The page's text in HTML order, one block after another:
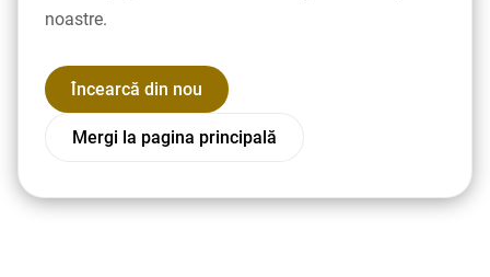
noastre.
Încearcă din nou
Mergi la pagina principală